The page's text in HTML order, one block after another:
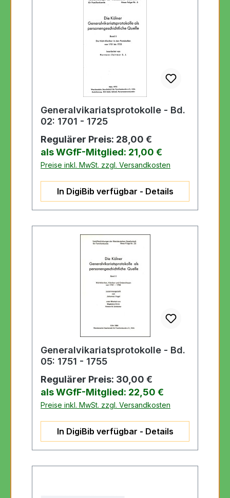
Generalvikariatsprotokolle - Bd.
02: 1701 - 1725
Regulärer Preis:
28,00 €
als WGfF-Mitglied: 21,00 €
Preise inkl. MwSt. zzgl. Versandkosten
In DigiBib verfügbar - Details
Generalvikariatsprotokolle - Bd.
05: 1751 - 1755
Regulärer Preis:
30,00 €
als WGfF-Mitglied: 22,50 €
Preise inkl. MwSt. zzgl. Versandkosten
In DigiBib verfügbar - Details